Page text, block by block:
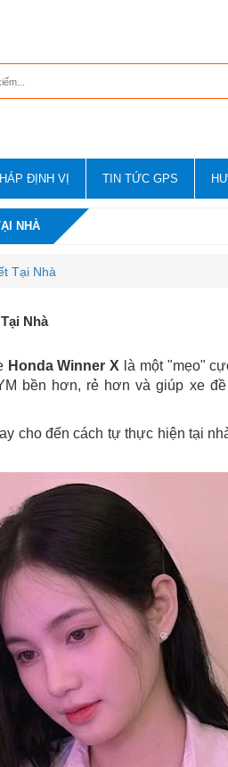
ĐỊNH VỊ TIN TỨC GPS
NHÀ
Tại Nhà
Nhà
Honda Winner X là một "mẹo"
bền hơn, rẻ hơn và giúp xe
cho đến cách tự thực hiện tại